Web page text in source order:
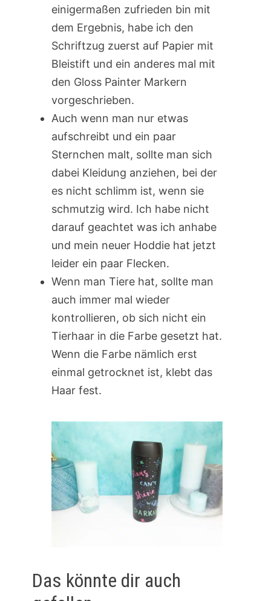
einigermaßen zufrieden bin mit
dem Ergebnis, habe ich den
Schriftzug zuerst auf Papier mit
Bleistift und ein anderes mal mit
den Gloss Painter Markern
vorgeschrieben.
Auch wenn man nur etwas
aufschreibt und ein paar
Sternchen malt, sollte man sich
dabei Kleidung anziehen, bei der
es nicht schlimm ist, wenn sie
schmutzig wird. Ich habe nicht
darauf geachtet was ich anhabe
und mein neuer Hoddie hat jetzt
leider ein paar Flecken.
Wenn man Tiere hat, sollte man
auch immer mal wieder
kontrollieren, ob sich nicht ein
Tierhaar in die Farbe gesetzt hat.
Wenn die Farbe nämlich erst
einmal getrocknet ist, klebt das
Haar fest.
Das könnte dir auch